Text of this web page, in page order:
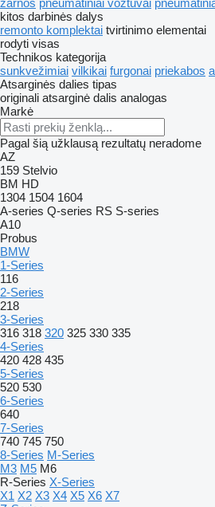
žarnos pneumatiniai vožtuvai
kitos darbinės dalys
remonto komplektai tvirtinimo elementai
rodyti visas
Technikos kategorija
sunkvežimiai vilkikai furgonai priekabos
Atsarginės dalies tipas
originali atsarginė dalis analogas
Markė
Pagal šią užklausą rezultatų neradome
AZ
159 Stelvio
BM HD
1304 1504 1604
A-series Q-series RS S-series
A10
Probus
BMW
1-Series
116
2-Series
218
3-Series
316 318 320 325 330 335
4-Series
420 428 435
5-Series
520 530
6-Series
640
7-Series
740 745 750
8-Series M-Series
M3 M5 M6
R-Series X-Series
X1 X2 X3 X4 X5 X6 X7